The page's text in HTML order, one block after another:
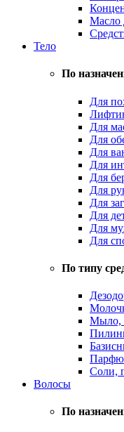
Масло
Тело
По
Для
Для
Для
Для
Для
Для
Для
Для
Для
Для
Для
По типу
Мыло,
Соли,
Волосы
По